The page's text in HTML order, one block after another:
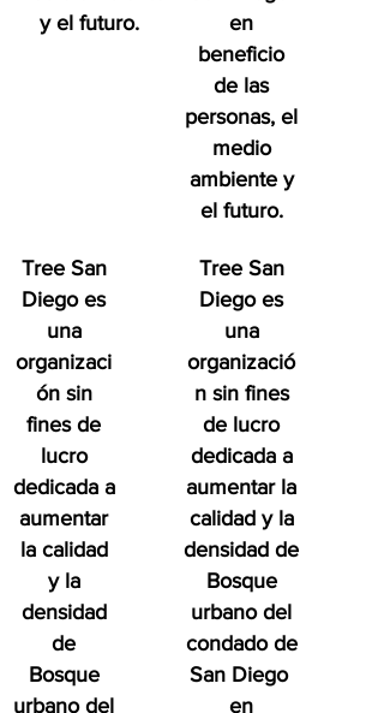
y el futuro.
Tree San
Diego es
una
organizaci
ón sin
fines de
lucro
dedicada a
aumentar
la calidad
y la
densidad
de
Bosque
urbano del
en
beneficio
de las
personas, el
medio
ambiente y
el futuro.
Tree San
Diego es
una
organizació
n sin fines
de lucro
dedicada a
aumentar la
calidad y la
densidad de
Bosque
urbano del
condado de
San Diego
en